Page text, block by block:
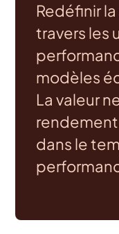
Redéfinir
travers les
modèles
La valeur
dans le